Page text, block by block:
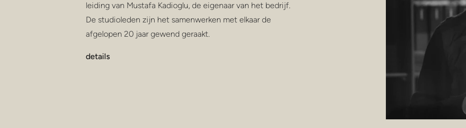
leiding van Mustafa Kadioglu, de eigenaar van het bedrijf.
De studioleden zijn het samenwerken met elkaar de
afgelopen 20 jaar gewend geraakt.
details